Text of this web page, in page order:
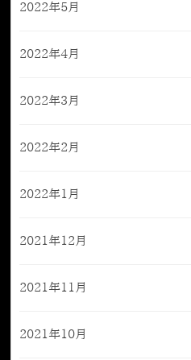
2022年5月
2022年4月
2022年3月
2022年2月
2022年1月
2021年12月
2021年11月
2021年10月